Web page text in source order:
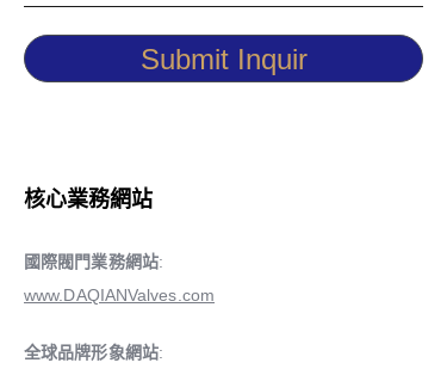
Submit Inquir
核心業務網站
國際閥門業務網站:
www.DAQIANValves.com
全球品牌形象網站: